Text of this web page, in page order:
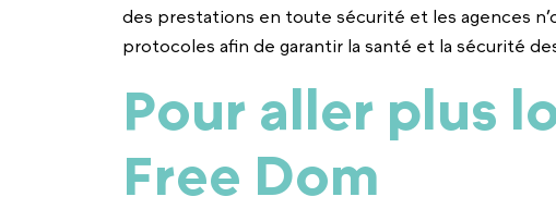
des prestations en toute sécurité et les agences
protocoles afin de garantir la santé et la sécurité
Pour aller plus
Free Dom